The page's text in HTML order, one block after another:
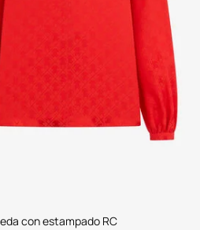
con estampado RC